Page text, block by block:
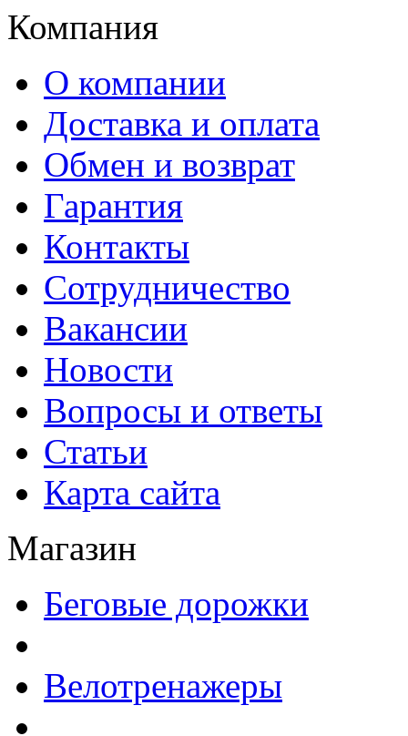
Компания
О компании
Доставка и оплата
Обмен и возврат
Гарантия
Контакты
Сотрудничество
Вакансии
Новости
Вопросы и ответы
Статьи
Карта сайта
Магазин
Беговые дорожки
Велотренажеры